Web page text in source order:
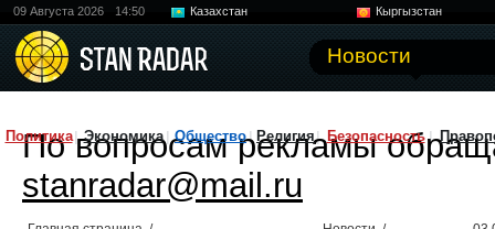
09 Августа 2026 14:50 Казахстан
Кыргызстан
Новости
Политика Экономика Общество Религия Безопасность
По вопросам рекламы
stanradar@mail.ru